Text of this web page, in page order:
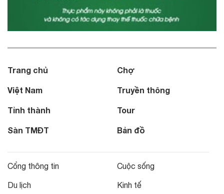
Trang chủ
Việt Nam
Tỉnh thành
Sàn TMĐT
Chợ
Truyền thông
Tour
Bản đồ
Cổng thông tin
Du lịch
Cuộc sống
Kinh tế